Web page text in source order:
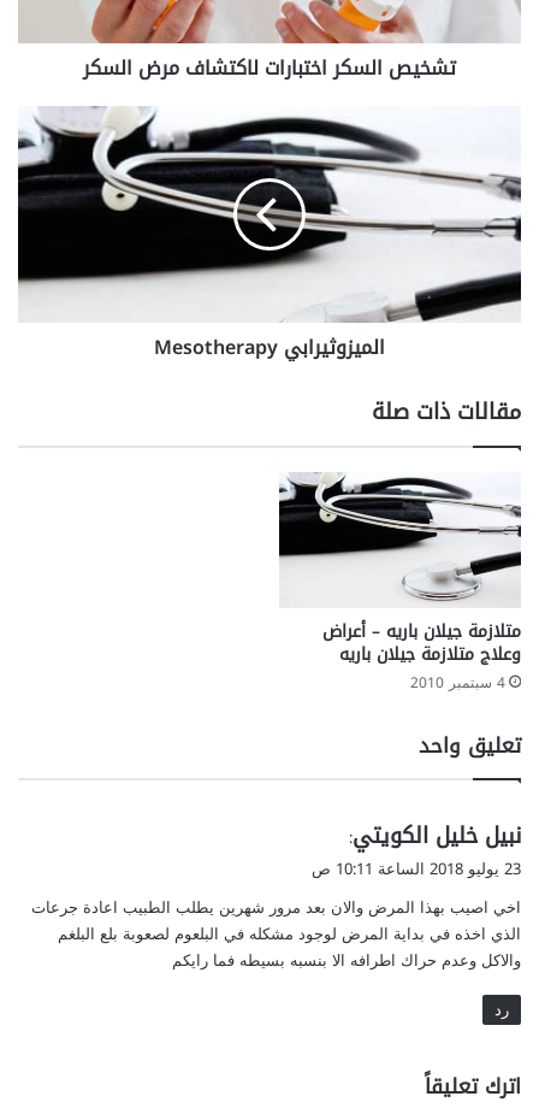
تشخيص السكر اختبارات لاكتشاف مرض السكر
الميزوثيرابي Mesotherapy
مقالات ذات صلة
متلازمة جيلان باريه – أعراض
وعلاج متلازمة جيلان باريه
4 سبتمبر 2010
تعليق واحد
ي
ق
ل
نبيل خليل الكويتي:
23 يوليو 2018 الساعة 10:11 ص
اخي اصيب بهذا المرض والان بعد مرور شهرين يطلب الطبيب اعادة جرعات
الذي اخذه في بداية المرض لوجود مشكله في البلعوم لصعوبة بلع البلغم
والاكل وعدم حراك اطرافه الا بنسبه بسيطه فما رايكم
رد
اترك تعليقاً